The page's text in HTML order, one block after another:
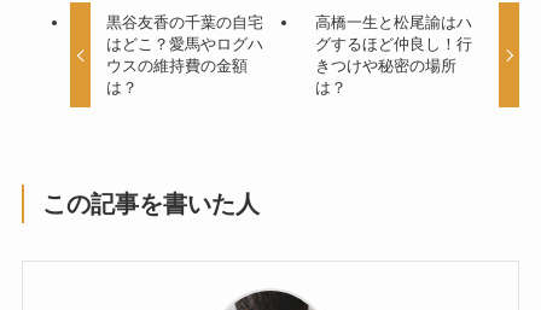
黒谷友香の千葉の自宅
はどこ？愛馬やログハ
ウスの維持費の金額
は？
高橋一生と松尾諭はハ
グするほど仲良し！行
きつけや秘密の場所
は？
この記事を書いた人